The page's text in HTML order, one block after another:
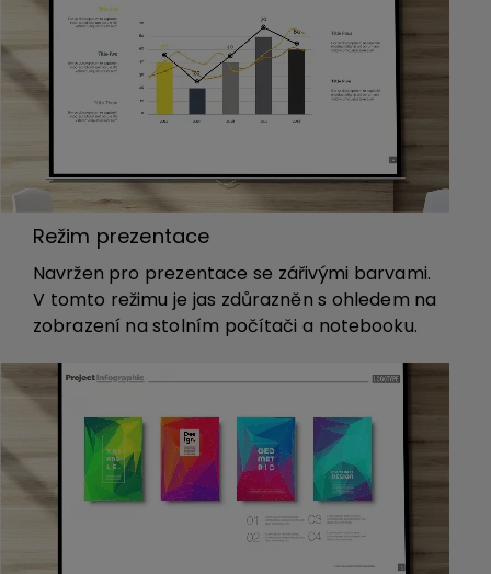
Režim prezentace
Navržen pro prezentace se zářivými barvami.
V tomto režimu je jas zdůrazněn s ohledem na
zobrazení na stolním počítači a notebooku.